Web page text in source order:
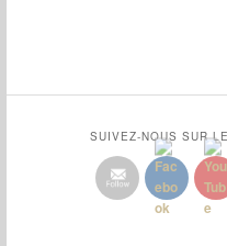
SUIVEZ-NOUS SUR